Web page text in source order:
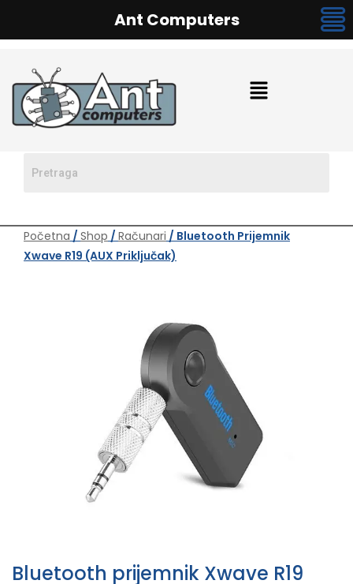
Početna / Shop / Računari / Bluetooth Prijemnik
Xwave R19 (AUX Priključak)
Bluetooth prijemnik Xwave R19
Ant Computers